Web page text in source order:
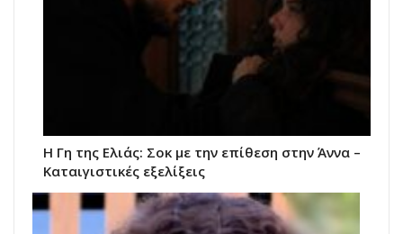
Η Γη της Ελιάς: Σοκ με την επίθεση στην Άννα –
Καταιγιστικές εξελίξεις